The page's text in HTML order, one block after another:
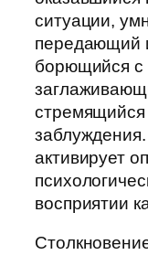
ситуации,
передающий
борющийся с
активирует
восприятии